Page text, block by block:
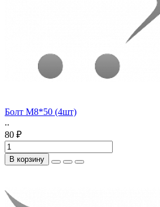
Болт М8*50 (4шт)
..
80 ₽
В корзину